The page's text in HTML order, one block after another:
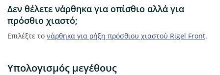
Δεν θέλετε νάρθηκα για οπίσθιο αλλά για
πρόσθιο χιαστό;
Επιλέξτε το νάρθηκα για ρήξη πρόσθιου χιαστού Rigel Front.
Υπολογισμός μεγέθους